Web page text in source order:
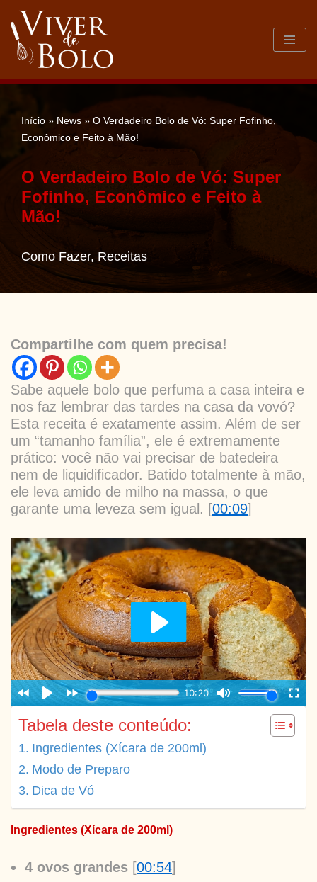
Pular
para
Início » News » O Verdadeiro Bolo de Vó: Super Fofinho,
Econômico e Feito à Mão!
O Verdadeiro Bolo de Vó: Super
Fofinho, Econômico e Feito à
Mão!
Como Fazer, Receitas
Compartilhe com quem precisa!
Sabe aquele bolo que perfuma a casa inteira e
nos faz lembrar das tardes na casa da vovó?
Esta receita é exatamente assim. Além de ser
um “tamanho família”, ele é extremamente
prático: você não vai precisar de batedeira
nem de liquidificador. Batido totalmente à mão,
ele leva amido de milho na massa, o que
garante uma leveza sem igual. [00:09]
Tabela deste conteúdo:
Ingredientes (Xícara de 200ml)
Modo de Preparo
Dica de Vó
Ingredientes (Xícara de 200ml)
4 ovos grandes [00:54]